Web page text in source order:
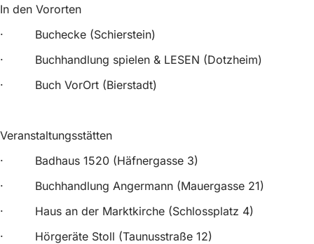
In den Vororten
· Buchecke (Schierstein)
· Buchhandlung spielen & LESEN (Dotzheim)
· Buch VorOrt (Bierstadt)
Veranstaltungsstätten
· Badhaus 1520 (Häfnergasse 3)
· Buchhandlung Angermann (Mauergasse 21)
· Haus an der Marktkirche (Schlossplatz 4)
· Hörgeräte Stoll (Taunusstraße 12)